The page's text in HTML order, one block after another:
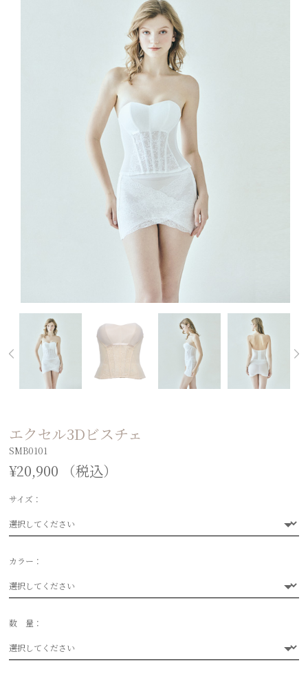
エクセル3Dビスチェ
SMB0101
¥20,900 （税込）
サイズ：
選択してください
カラー：
選択してください
数 量：
選択してください